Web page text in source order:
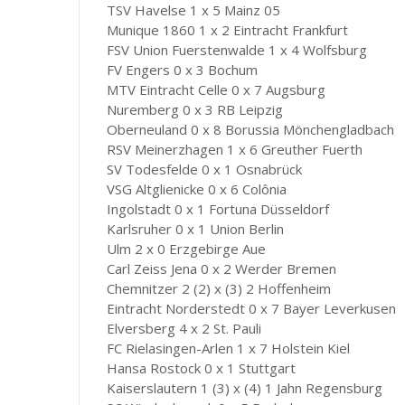
TSV Havelse 1 x 5 Mainz 05
Munique 1860 1 x 2 Eintracht Frankfurt
FSV Union Fuerstenwalde 1 x 4 Wolfsburg
FV Engers 0 x 3 Bochum
MTV Eintracht Celle 0 x 7 Augsburg
Nuremberg 0 x 3 RB Leipzig
Oberneuland 0 x 8 Borussia Mönchengladbach
RSV Meinerzhagen 1 x 6 Greuther Fuerth
SV Todesfelde 0 x 1 Osnabrück
VSG Altglienicke 0 x 6 Colônia
Ingolstadt 0 x 1 Fortuna Düsseldorf
Karlsruher 0 x 1 Union Berlin
Ulm 2 x 0 Erzgebirge Aue
Carl Zeiss Jena 0 x 2 Werder Bremen
Chemnitzer 2 (2) x (3) 2 Hoffenheim
Eintracht Norderstedt 0 x 7 Bayer Leverkusen
Elversberg 4 x 2 St. Pauli
FC Rielasingen-Arlen 1 x 7 Holstein Kiel
Hansa Rostock 0 x 1 Stuttgart
Kaiserslautern 1 (3) x (4) 1 Jahn Regensburg